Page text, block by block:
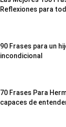
Reflexiones para
90 Frases para un
incondicional
70 Frases Para
capaces de